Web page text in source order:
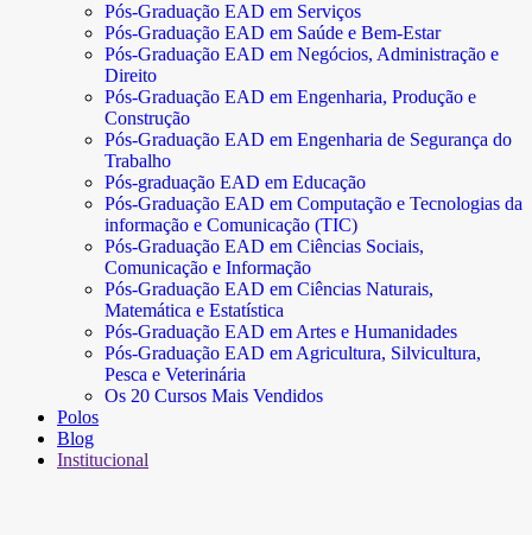
Pós-Graduação EAD em Serviços
Pós-Graduação EAD em Saúde e Bem-Estar
Pós-Graduação EAD em Negócios, Administração e
Direito
Pós-Graduação EAD em Engenharia, Produção e
Construção
Pós-Graduação EAD em Engenharia de Segurança do
Trabalho
Pós-graduação EAD em Educação
Pós-Graduação EAD em Computação e Tecnologias da
informação e Comunicação (TIC)
Pós-Graduação EAD em Ciências Sociais,
Comunicação e Informação
Pós-Graduação EAD em Ciências Naturais,
Matemática e Estatística
Pós-Graduação EAD em Artes e Humanidades
Pós-Graduação EAD em Agricultura, Silvicultura,
Pesca e Veterinária
Os 20 Cursos Mais Vendidos
Polos
Blog
Institucional